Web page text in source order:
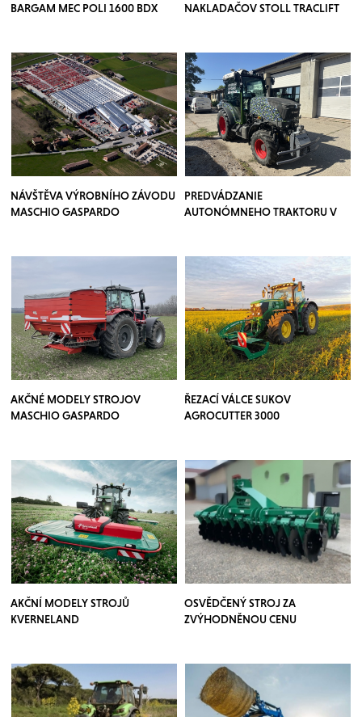
BARGAM MEC POLI 1600 BDX
NAKLADAČOV STOLL TRACLIFT
NÁVŠTĚVA VÝROBNÍHO ZÁVODU
MASCHIO GASPARDO
PREDVÁDZANIE
AUTONÓMNEHO TRAKTORU V
AKČNÉ MODELY STROJOV
MASCHIO GASPARDO
ŘEZACÍ VÁLCE SUKOV
AGROCUTTER 3000
AKČNÍ MODELY STROJŮ
KVERNELAND
OSVĚDČENÝ STROJ ZA
ZVÝHODNĚNOU CENU